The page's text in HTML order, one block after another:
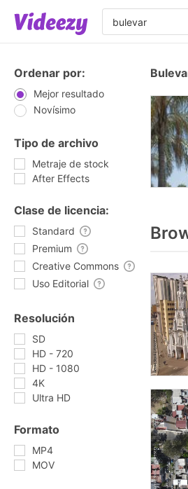
Ordenar por:
Mejor resultado
Novísimo
Tipo de archivo
Metraje de stock
After Effects
Clase de licencia:
Standard
Premium
Creative Commons
Uso Editorial
Resolución
SD
HD - 720
HD - 1080
4K
Ultra HD
Formato
MP4
MOV